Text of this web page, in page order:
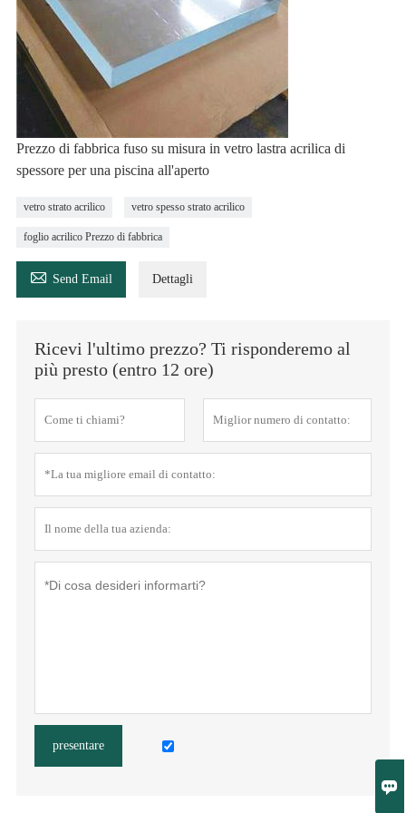

Prezzo di fabbrica fuso su misura in vetro lastra acrilica di
spessore per una piscina all'aperto
vetro strato acrilico vetro spesso strato acrilico
foglio acrilico Prezzo di fabbrica
 Send Email Dettagli
Ricevi l'ultimo prezzo? Ti risponderemo al
più presto (entro 12 ore)
presentare